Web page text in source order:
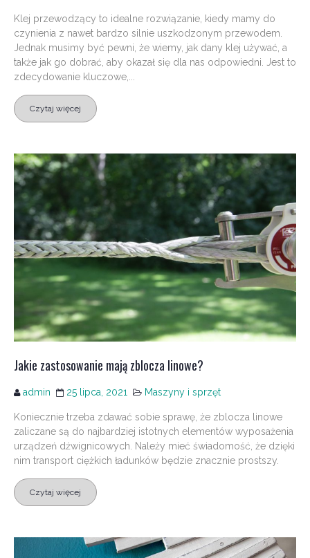
Klej przewodzący to idealne rozwiązanie, kiedy mamy do
czynienia z nawet bardzo silnie uszkodzonym przewodem.
Jednak musimy być pewni, że wiemy, jak dany klej używać, a
także jak go dobrać, aby okazał się dla nas odpowiedni. Jest to
zdecydowanie kluczowe,...
Czytaj więcej
Jakie zastosowanie mają zblocza linowe?
admin 25 lipca, 2021 Maszyny i sprzęt
Koniecznie trzeba zdawać sobie sprawę, że zblocza linowe
zaliczane są do najbardziej istotnych elementów wyposażenia
urządzeń dźwignicowych. Należy mieć świadomość, że dzięki
nim transport ciężkich ładunków będzie znacznie prostszy.
Czytaj więcej